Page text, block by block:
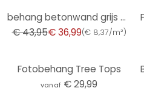
behang betonwand grijs groen - vliesbehang industrieel woonmuren - mat en glad
€ 43,95€ 36,99(€ 8,37/m²)
Fotobehang Tree Tops
vanaf € 29,99